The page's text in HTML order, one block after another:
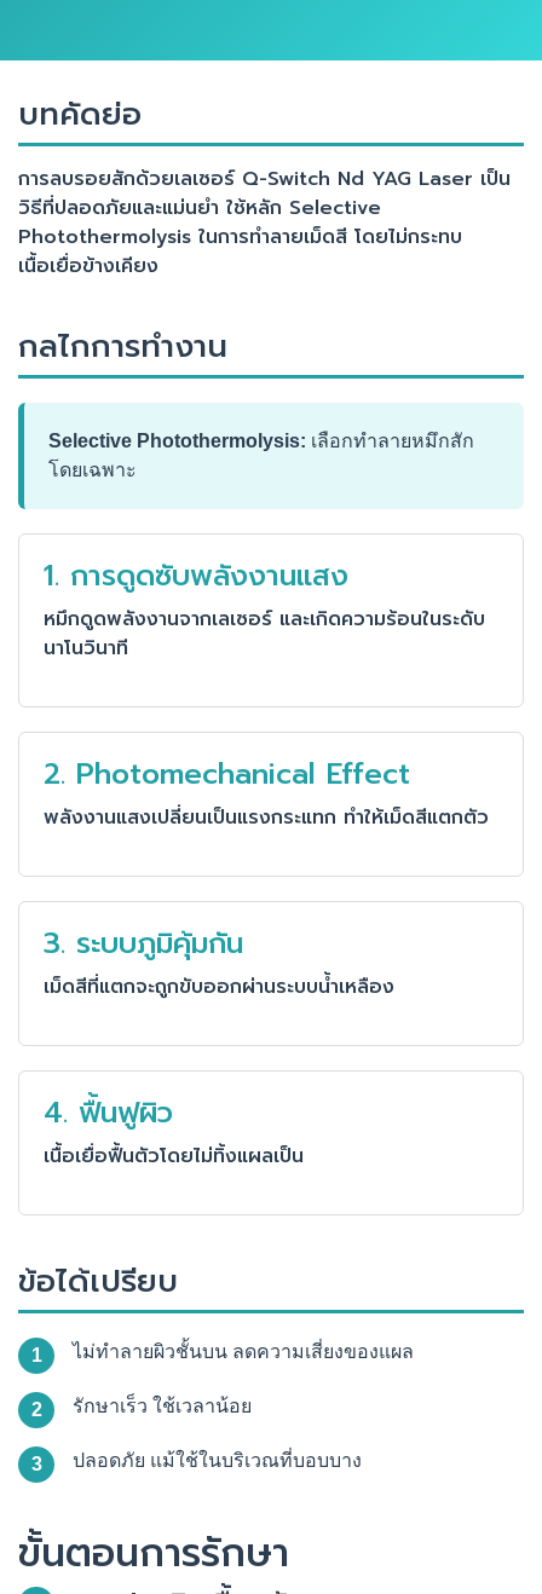
บทคัดย่อ
การลบรอยสักด้วยเลเซอร์ Q-Switch Nd YAG Laser เป็น
วิธีที่ปลอดภัยและแม่นยำ ใช้หลัก Selective
Photothermolysis ในการทำลายเม็ดสี โดยไม่กระทบ
เนื้อเยื่อข้างเคียง
กลไกการทำงาน
Selective Photothermolysis: เลือกทำลายหมึกสัก
โดยเฉพาะ
1. การดูดซับพลังงานแสง
หมึกดูดพลังงานจากเลเซอร์ และเกิดความร้อนในระดับ
นาโนวินาที
2. Photomechanical Effect
พลังงานแสงเปลี่ยนเป็นแรงกระแทก ทำให้เม็ดสีแตกตัว
3. ระบบภูมิคุ้มกัน
เม็ดสีที่แตกจะถูกขับออกผ่านระบบน้ำเหลือง
4. ฟื้นฟูผิว
เนื้อเยื่อฟื้นตัวโดยไม่ทิ้งแผลเป็น
ข้อได้เปรียบ
1 ไม่ทำลายผิวชั้นบน ลดความเสี่ยงของแผล
2 รักษาเร็ว ใช้เวลาน้อย
3 ปลอดภัย แม้ใช้ในบริเวณที่บอบบาง
ขั้นตอนการรักษา